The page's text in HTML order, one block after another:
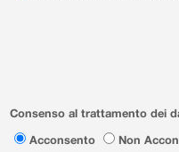
Consenso al trattamento dei
Acconsento
Non